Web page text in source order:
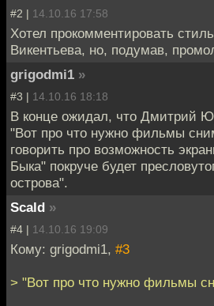
#2 | 14.10.16 17:58
Хотел прокомментировать
Викентьева, но, подумав,
grigodmi1 »
#3 | 14.10.16 18:18
В конце ожидал, что Дмитрий
"Вот про что нужно фильмы
говорить про возможность
Быка" покруче будет
острова".
Scald »
#4 | 14.10.16 19:09
Кому: grigodmi1, #3
> "Вот про что нужно фильмы